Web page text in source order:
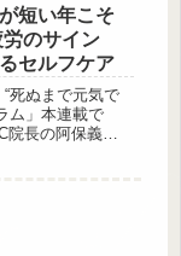
サンブルやカー
ルニットま
い”も両立でき
ーともなじみや
イヤードにも活
になる一着を見
りげなく格上げ
ブルで着回し抜
短い年こそ
のサイン
セルフケア
“死ぬまで元気で
ム」本連載で
長の阿保義久